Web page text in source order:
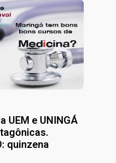
UEM e UNINGÁ
quinzena